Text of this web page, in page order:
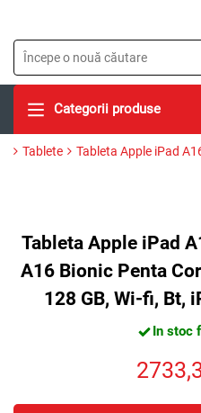
Categorii produse
Tablete
Tableta Apple iPad
A16 Bionic Penta
128 GB, Wi-fi, Bt,
In stoc